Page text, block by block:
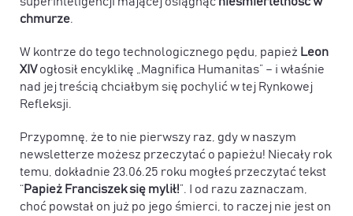
chmurze.
W kontrze do tego technologicznego pędu, papież Leon
XIVogłosił encyklikę „Magnifica Humanitas” – i właśnie
nad jej treścią chciałbym się pochylić w tej Rynkowej
Refleksji.
Przypomnę, że to nie pierwszy raz, gdy w naszym
newsletterze możesz przeczytać o papieżu! Niecały rok
temu, dokładnie 23.06.25 roku mogłeś przeczytać tekst
“Papież Franciszek się mylił!”. I od razu zaznaczam,
choć powstał on już po jego śmierci, to raczej nie jest on